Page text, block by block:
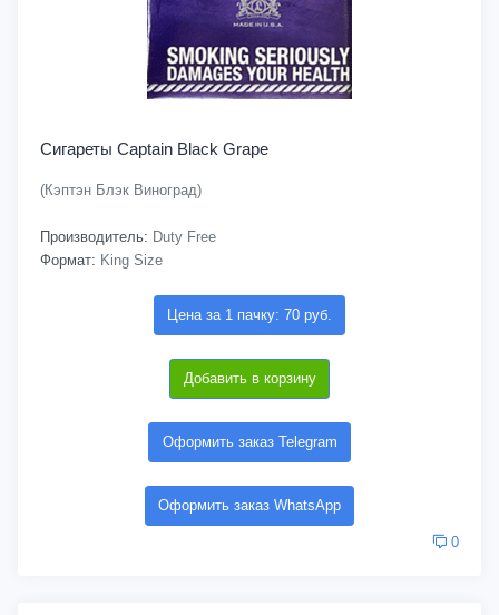
Сигареты Captain Black Grape
(Кэптэн Блэк Виноград)
Производитель: Duty Free
Формат: King Size
Цена за 1 пачку: 70 руб.
Добавить в корзину
Оформить заказ Telegram
Оформить заказ WhatsApp
0